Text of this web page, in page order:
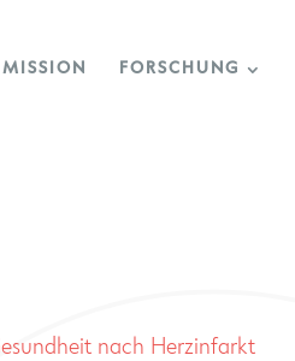
MISSION FORSCHUNG
nach Herzinfarkt